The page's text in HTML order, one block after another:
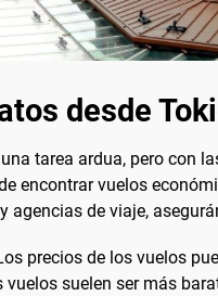
desde
tarea ardua, pero con
encontrar vuelos
de viaje,
precios de los vuelos
suelen ser más